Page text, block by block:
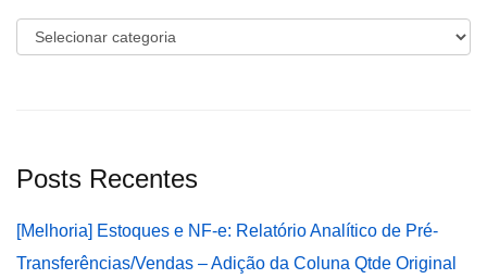
Categorias
Posts Recentes
[Melhoria] Estoques e NF-e: Relatório Analítico de Pré-
Transferências/Vendas – Adição da Coluna Qtde Original